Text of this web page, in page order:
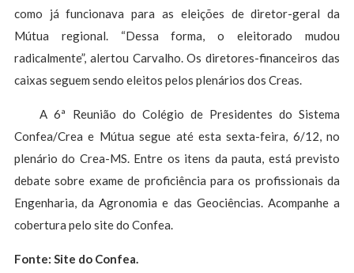
como já funcionava para as eleições de diretor-geral da
Mútua regional. “Dessa forma, o eleitorado mudou
radicalmente”, alertou Carvalho. Os diretores-financeiros das
caixas seguem sendo eleitos pelos plenários dos Creas.
A 6ª Reunião do Colégio de Presidentes do Sistema
Confea/Crea e Mútua segue até esta sexta-feira, 6/12, no
plenário do Crea-MS. Entre os itens da pauta, está previsto
debate sobre exame de proficiência para os profissionais da
Engenharia, da Agronomia e das Geociências. Acompanhe a
cobertura pelo site do Confea.
Fonte: Site do Confea.